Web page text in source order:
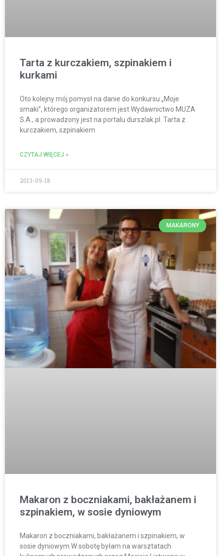
Tarta z kurczakiem, szpinakiem i
kurkami
Oto kolejny mój pomysł na danie do konkursu „Moje
smaki”, którego organizatorem jest Wydawnictwo MUZA
S.A., a prowadzony jest na portalu durszlak.pl. Tarta z
kurczakiem, szpinakiem
CZYTAJ WIĘCEJ »
2013-09-18
MAKARONY
Makaron z boczniakami, bakłażanem i
szpinakiem, w sosie dyniowym
Makaron z boczniakami, bakłażanem i szpinakiem, w
sosie dyniowym W sobotę byłam na warsztatach